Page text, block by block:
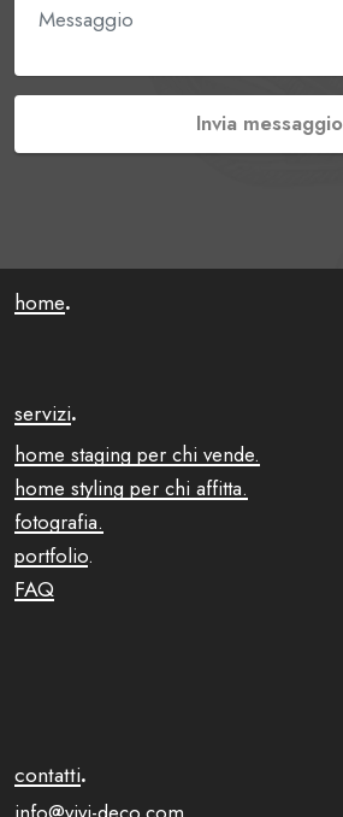
Invia messaggio
home.
servizi.
home staging per chi vende.
home styling per chi affitta.
fotografia.
portfolio.
FAQ
contatti.